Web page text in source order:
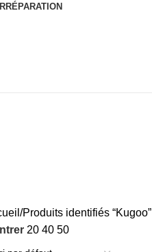
RÉPARATION
Produits identifiés “Kugoo”
20 40 50